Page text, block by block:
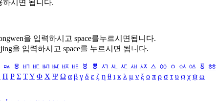
하시면 됩니다.
을 입력하시고 space를누르시면됩니다.
을 입력하시고 space를 누르시면 됩니다.
ㅰ ㅱ ㅲ ㅳ ㅴ ㅵ ㅶ ㅷ ㅸ ㅹ ㅺ ㅻ ㅼ ㅽ ㅾ ㅿ ㆀ ㆁ ㆂ ㆃ ㆄ ㆅ
Π Ρ Σ ΤΥ Φ Χ Ψ Ω α β γ δ ε ζ η θ ι κ λ μ ν ξ ο π ρ σ τ υ φ χ ψ ω